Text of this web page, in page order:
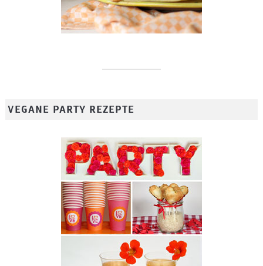
VEGANE PARTY REZEPTE